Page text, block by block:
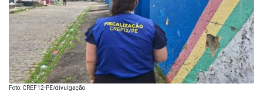
Foto: CREF12-PE/divulgação